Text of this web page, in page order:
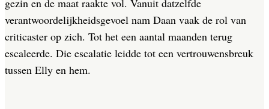
gezin en de maat raakte vol. Vanuit datzelfde
verantwoordelijkheidsgevoel nam Daan vaak de rol van
criticaster op zich. Tot het een aantal maanden terug
escaleerde. Die escalatie leidde tot een vertrouwensbreuk
tussen Elly en hem.